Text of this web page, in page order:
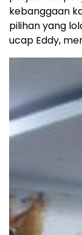
kebanggaan
pilihan yang
ucap Eddy,